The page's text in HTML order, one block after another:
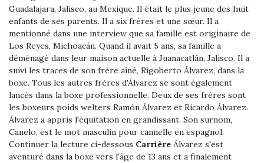
Guadalajara, Jalisco, au Mexique. Il était le plus jeune des huit
enfants de ses parents. Il a six frères et une sœur. Il a
mentionné dans une interview que sa famille est originaire de
Los Reyes, Michoacán. Quand il avait 5 ans, sa famille a
déménagé dans leur maison actuelle à Juanacatlán, Jalisco. Il a
suivi les traces de son frère aîné, Rigoberto Álvarez, dans la
boxe. Tous les autres frères d'Álvarez se sont également
lancés dans la boxe professionnelle. Deux de ses frères sont
les boxeurs poids welters Ramón Álvarez et Ricardo Álvarez.
Álvarez a appris l'équitation en grandissant. Son surnom,
Canelo, est le mot masculin pour cannelle en espagnol.
Continuer la lecture ci-dessous Carrière Álvarez s'est
aventuré dans la boxe vers l'âge de 13 ans et a finalement